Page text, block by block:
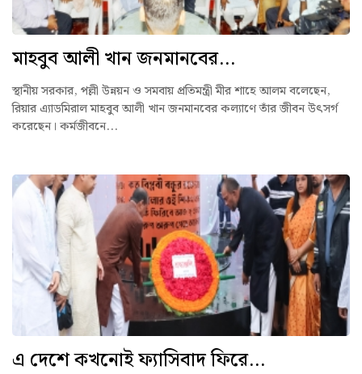
মাহবুব আলী খান জনমানবের...
স্থানীয় সরকার, পল্লী উন্নয়ন ও সমবায় প্রতিমন্ত্রী মীর শাহে আলম বলেছেন,
রিয়ার এ্যাডমিরাল মাহবুব আলী খান জনমানবের কল্যাণে তাঁর জীবন উৎসর্গ
করেছেন। কর্মজীবনে...
এ দেশে কখনোই ফ্যাসিবাদ ফিরে...